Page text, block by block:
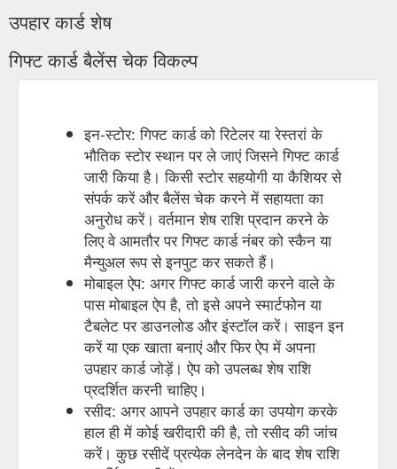
उपहार कार्ड शेष
गिफ्ट कार्ड बैलेंस चेक विकल्प
इन-स्टोर: गिफ्ट कार्ड को रिटेलर या रेस्तरां के
भौतिक स्टोर स्थान पर ले जाएं जिसने गिफ्ट कार्ड
जारी किया है। किसी स्टोर सहयोगी या कैशियर से
संपर्क करें और बैलेंस चेक करने में सहायता का
अनुरोध करें। वर्तमान शेष राशि प्रदान करने के
लिए वे आमतौर पर गिफ्ट कार्ड नंबर को स्कैन या
मैन्युअल रूप से इनपुट कर सकते हैं।
मोबाइल ऐप: अगर गिफ्ट कार्ड जारी करने वाले के
पास मोबाइल ऐप है, तो इसे अपने स्मार्टफोन या
टैबलेट पर डाउनलोड और इंस्टॉल करें। साइन इन
करें या एक खाता बनाएं और फिर ऐप में अपना
उपहार कार्ड जोड़ें। ऐप को उपलब्ध शेष राशि
प्रदर्शित करनी चाहिए।
रसीद: अगर आपने उपहार कार्ड का उपयोग करके
हाल ही में कोई खरीदारी की है, तो रसीद की जांच
करें। कुछ रसीदें प्रत्येक लेनदेन के बाद शेष राशि